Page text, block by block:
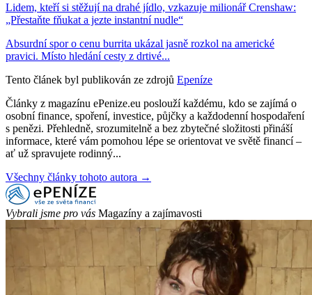
Lidem, kteří si stěžují na drahé jídlo, vzkazuje milionář Crenshaw:
„Přestaňte fňukat a jezte instantní nudle“
Absurdní spor o cenu burrita ukázal jasně rozkol na americké
pravici. Místo hledání cesty z drtivé...
Tento článek byl publikován ze zdrojů Epeníze
Články z magazínu ePenize.eu poslouží každému, kdo se zajímá o
osobní finance, spoření, investice, půjčky a každodenní hospodaření
s penězi. Přehledně, srozumitelně a bez zbytečné složitosti přináší
informace, které vám pomohou lépe se orientovat ve světě financí –
ať už spravujete rodinný...
Všechny články tohoto autora →
Vybrali jsme pro vás Magazíny a zajímavosti